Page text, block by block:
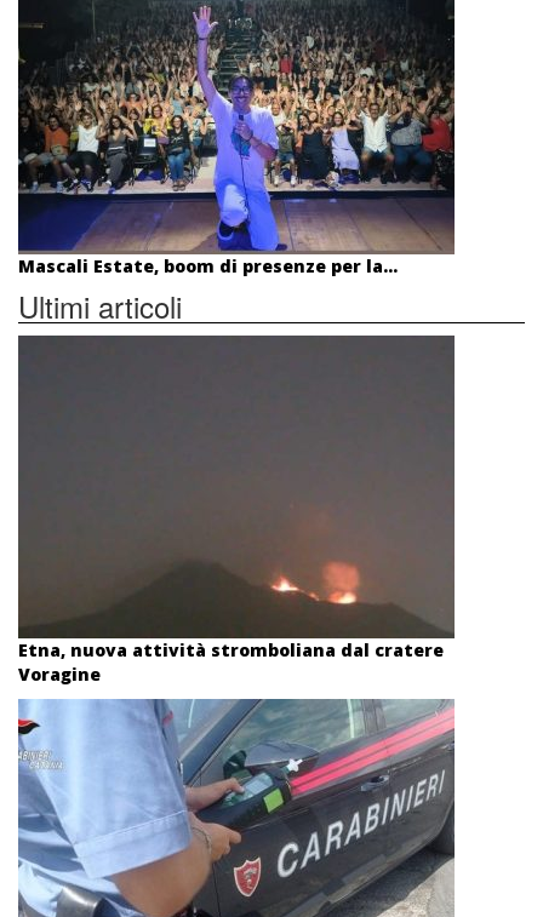
Mascali Estate, boom di presenze per la...
Ultimi articoli
Etna, nuova attività stromboliana dal cratere
Voragine